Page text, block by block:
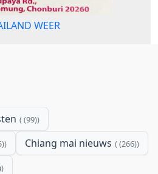
WEER
(99)
Chiang mai nieuws (266)